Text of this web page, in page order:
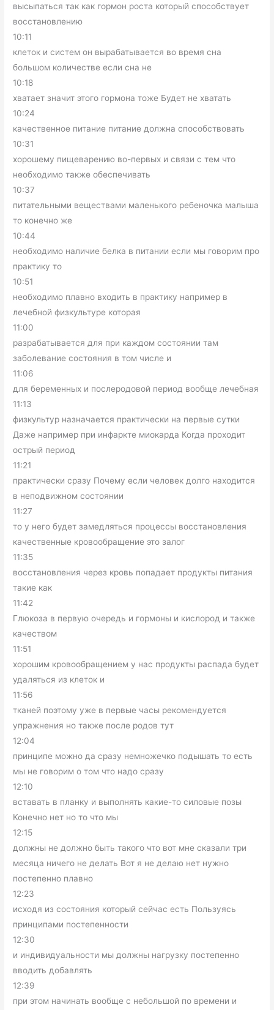
высыпаться так как гормон роста который способствует
восстановлению
10:11
клеток и систем он вырабатывается во время сна
большом количестве если сна не
10:18
хватает значит этого гормона тоже Будет не хватать
10:24
качественное питание питание должна способствовать
10:31
хорошему пищеварению во-первых и связи с тем что
необходимо также обеспечивать
10:37
питательными веществами маленького ребеночка малыша
то конечно же
10:44
необходимо наличие белка в питании если мы говорим про
практику то
10:51
необходимо плавно входить в практику например в
лечебной физкультуре которая
11:00
разрабатывается для при каждом состоянии там
заболевание состояния в том числе и
11:06
для беременных и послеродовой период вообще лечебная
11:13
физкультур назначается практически на первые сутки
Даже например при инфаркте миокарда Когда проходит
острый период
11:21
практически сразу Почему если человек долго находится
в неподвижном состоянии
11:27
то у него будет замедляться процессы восстановления
качественные кровообращение это залог
11:35
восстановления через кровь попадает продукты питания
такие как
11:42
Глюкоза в первую очередь и гормоны и кислород и также
качеством
11:51
хорошим кровообращением у нас продукты распада будет
удаляться из клеток и
11:56
тканей поэтому уже в первые часы рекомендуется
упражнения но также после родов тут
12:04
принципе можно да сразу немножечко подышать то есть
мы не говорим о том что надо сразу
12:10
вставать в планку и выполнять какие-то силовые позы
Конечно нет но то что мы
12:15
должны не должно быть такого что вот мне сказали три
месяца ничего не делать Вот я не делаю нет нужно
постепенно плавно
12:23
исходя из состояния который сейчас есть Пользуясь
принципами постепенности
12:30
и индивидуальности мы должны нагрузку постепенно
вводить добавлять
12:39
при этом начинать вообще с небольшой по времени и